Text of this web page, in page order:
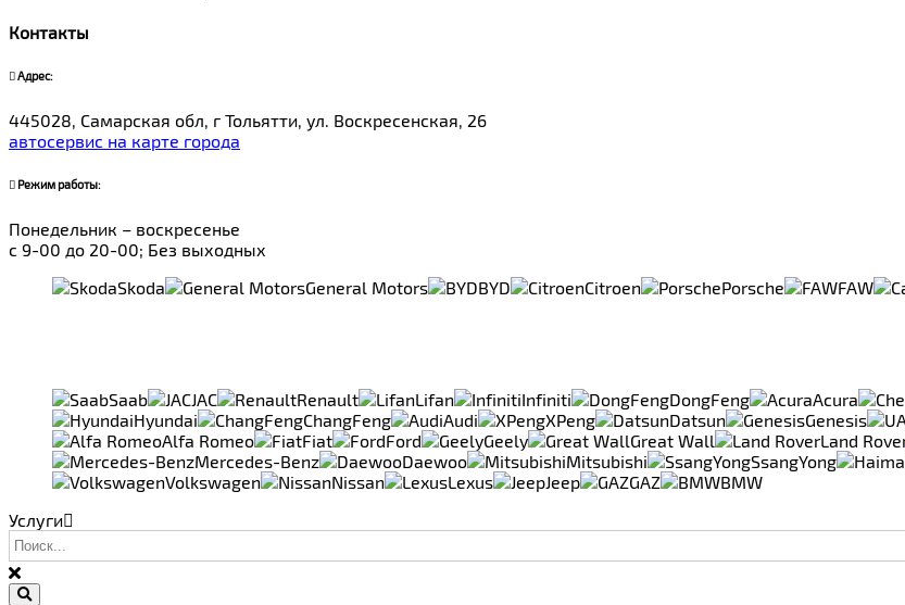
Контакты
Адрес:
445028, Самарская обл, г Тольятти, ул. Воскресенская, 26
автосервис на карте города
Режим работы:
Понедельник – воскресенье
с 9-00 до 20-00; Без выходных
Skoda
General Motors BYD Citroen Porsche FAW
Saab JAC Renault Lifan Infiniti DongFeng Acura
Hyundai
ChangFeng Audi XPeng Datsun Genesis
Alfa Romeo
Fiat Ford Geely Great Wall Land
Mercedes-Benz
Daewoo Mitsubishi SsangYong
Volkswagen
Nissan Lexus Jeep GAZ
BMW
Услуги